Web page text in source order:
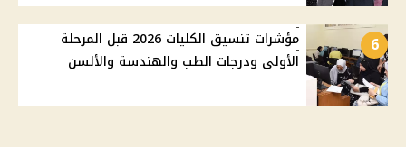
6
مؤشرات تنسيق الكليات 2026 قبل المرحلة
الأولى ودرجات الطب والهندسة والألسن